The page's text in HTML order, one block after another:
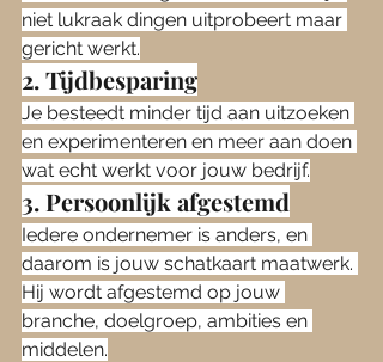
niet lukraak dingen uitprobeert maar
gericht werkt.
2. Tijdbesparing
Je besteedt minder tijd aan uitzoeken
en experimenteren en meer aan doen
wat echt werkt voor jouw bedrijf.
3. Persoonlijk afgestemd
Iedere ondernemer is anders, en
daarom is jouw schatkaart maatwerk.
Hij wordt afgestemd op jouw
branche, doelgroep, ambities en
middelen.